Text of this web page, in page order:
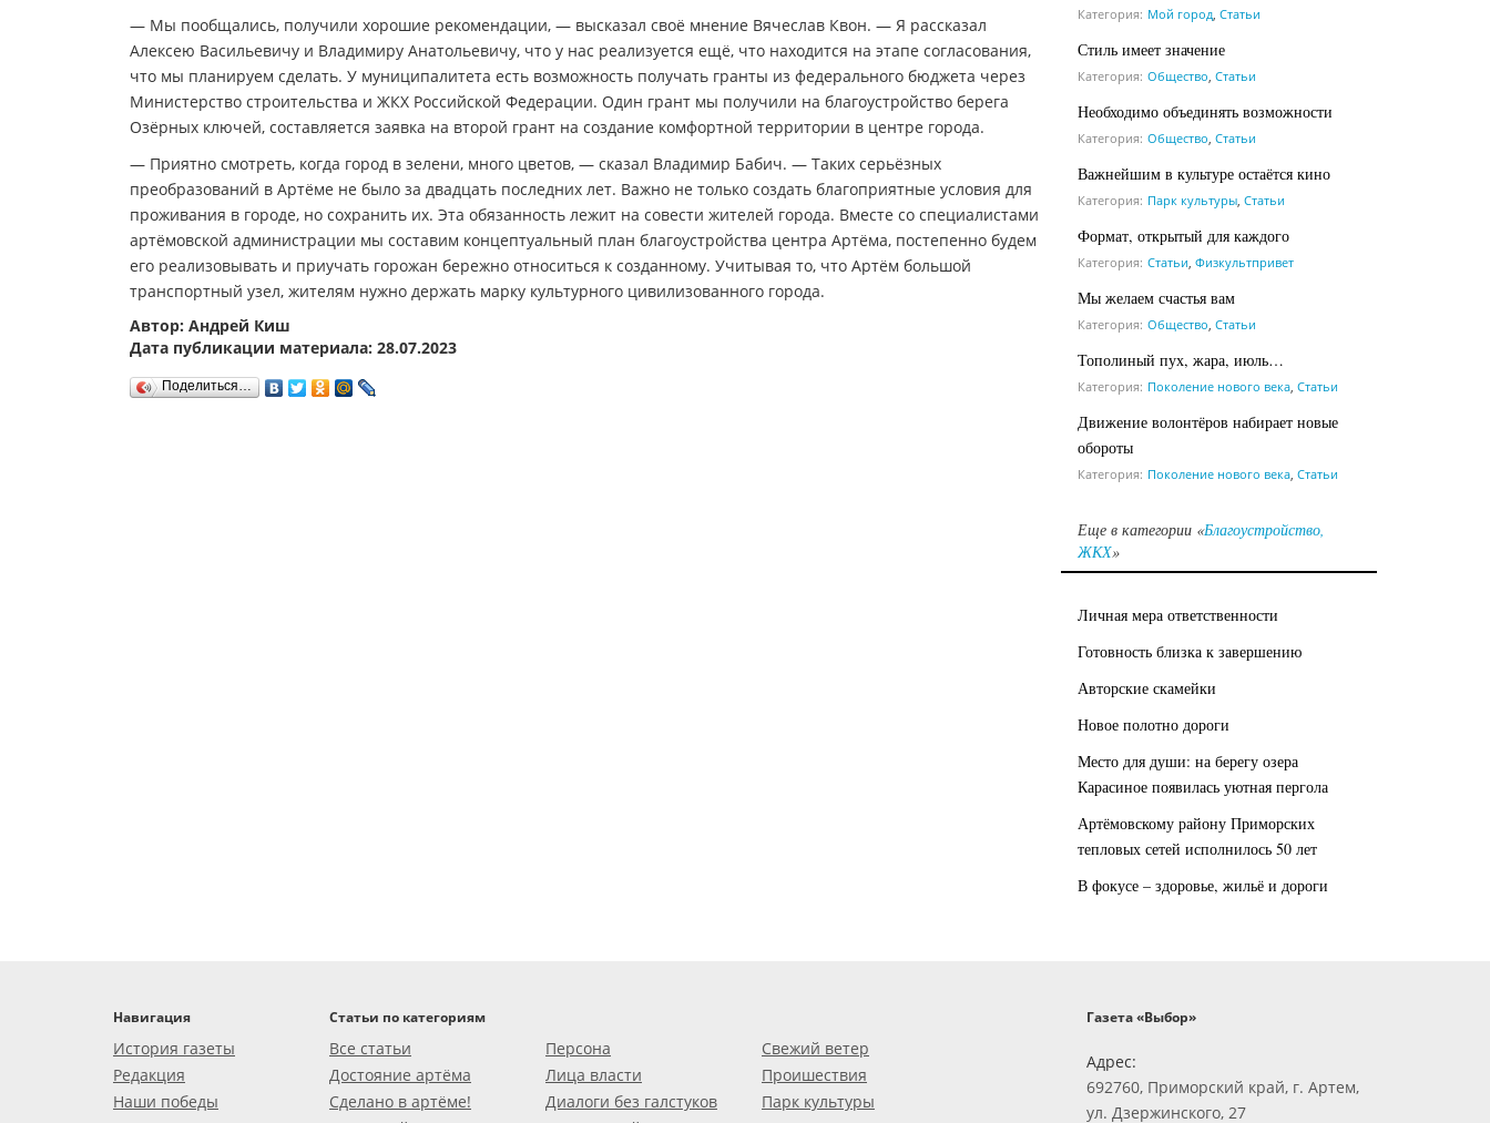
— Мы пообщались, получили хорошие рекомендации, — высказал своё мнение Вячеслав Квон. — Я рассказал
Алексею Васильевичу и Владимиру Анатольевичу, что у нас реализуется ещё, что находится на этапе согласования,
что мы планируем сделать. У муниципалитета есть возможность получать гранты из федерального бюджета через
Министерство строительства и ЖКХ Российской Федерации. Один грант мы получили на благоустройство берега
Озёрных ключей, составляется заявка на второй грант на создание комфортной территории в центре города.
— Приятно смотреть, когда город в зелени, много цветов, — сказал Владимир Бабич. — Таких серьёзных
преобразований в Артёме не было за двадцать последних лет. Важно не только создать благоприятные условия для
проживания в городе, но сохранить их. Эта обязанность лежит на совести жителей города. Вместе со специалистами
артёмовской администрации мы составим концептуальный план благоустройства центра Артёма, постепенно будем
его реализовывать и приучать горожан бережно относиться к созданному. Учитывая то, что Артём большой
транспортный узел, жителям нужно держать марку культурного цивилизованного города.
Автор: Андрей Киш
Дата публикации материала: 28.07.2023
Поделиться…
Категория: Мой город Статьи
Стиль имеет значение
Категория: Общество Статьи
Необходимо объединять возможности
Категория: Общество Статьи
Важнейшим в культуре остаётся кино
Категория: Парк культуры Статьи
Формат, открытый для каждого
Категория: Статьи Физкультпривет
Мы желаем счастья вам
Категория: Общество Статьи
Тополиный пух, жара, июль…
Категория: Поколение нового века Статьи
Движение волонтёров набирает новые
обороты
Категория: Поколение нового века Статьи
Еще в категории «Благоустройство,
ЖКХ»
Личная мера ответственности
Готовность близка к завершению
Авторские скамейки
Новое полотно дороги
Место для души: на берегу озера
Карасиное появилась уютная пергола
Артёмовскому району Приморских
тепловых сетей исполнилось 50 лет
В фокусе – здоровье, жильё и дороги
Навигация
История газеты
Редакция
Наши победы
Статьи по категориям
Все статьи
Достояние артёма
Сделано в артёме!
Персона
Лица власти
Диалоги без галстуков
Свежий ветер
Проишествия
Парк культуры
Газета «Выбор»
Адрес:
692760, Приморский край, г. Артем,
ул. Дзержинского, 27